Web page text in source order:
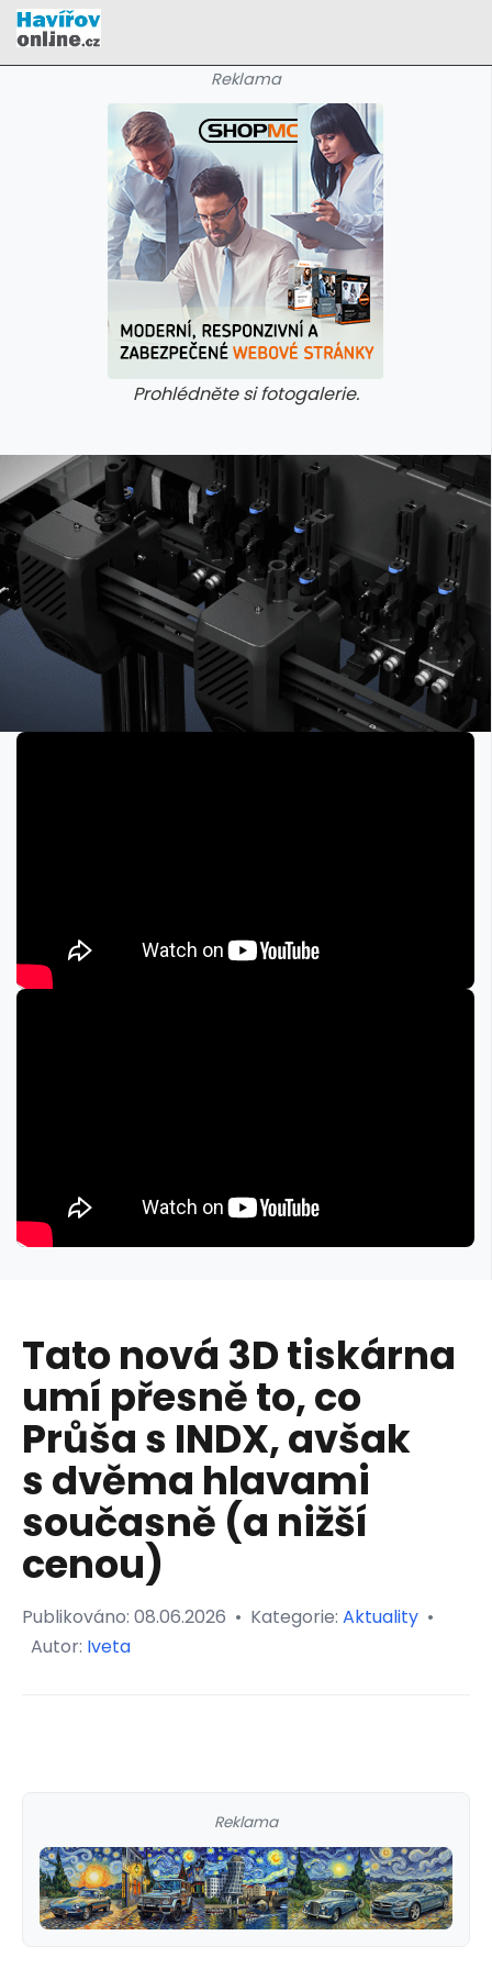
Reklama
Prohlédněte si fotogalerie.
Tato nová 3D tiskárna
umí přesně to, co
Průša s INDX, avšak
s dvěma hlavami
současně (a nižší
cenou)
Publikováno: 08.06.2026 • Kategorie: Aktuality •
Autor: Iveta
Reklama